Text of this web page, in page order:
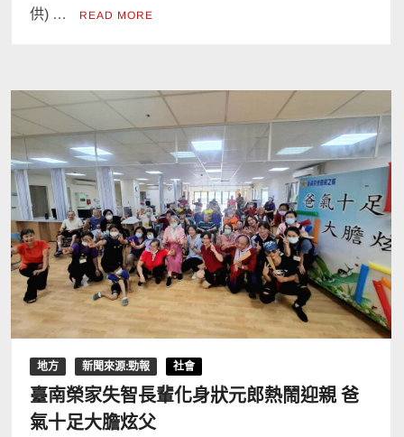
供) … READ MORE
地方 新聞來源:勁報 社會
臺南榮家失智長輩化身狀元郎熱鬧迎親 爸
氣十足大膽炫父